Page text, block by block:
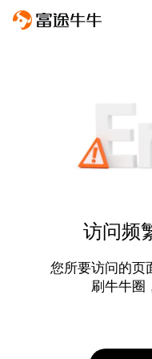
访问频
您所要访问的页
刷牛牛圈